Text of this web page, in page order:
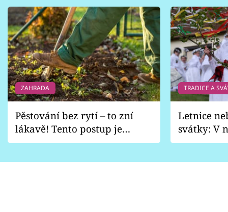
ZAHRADA
Pěstování bez rytí – to zní
lákavě! Tento postup je
vhodný jen pro některé
TRADICE A
Letnice
svátky: V
pondělí